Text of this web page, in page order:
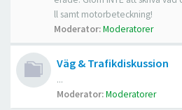
ll samt motorbeteckning!
Moderator:Moderatorer
Väg & Trafikdiskussion
...
Moderator:Moderatorer